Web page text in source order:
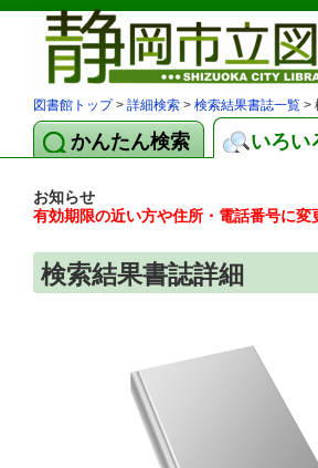
図書館トップ> 詳細検索 > 検索結果書誌一覧 >
かんたん検索 いろい
お知らせ
有効期限の近い方や住所・電話番号に変
検索結果書誌詳細